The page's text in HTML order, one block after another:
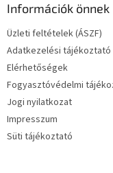
Információk önnek
Üzleti feltételek (ÁSZF)
Adatkezelési tájékoztató
Elérhetőségek
Fogyasztóvédelmi
Jogi nyilatkozat
Impresszum
Süti tájékoztató